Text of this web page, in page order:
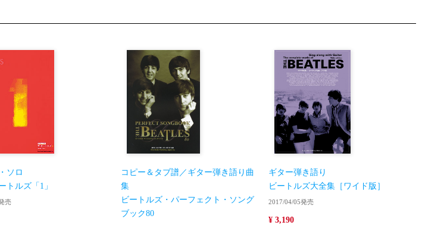
ソロ
トルズ「1」
売
コピー＆タブ譜／ギター弾き語り曲
集
ビートルズ・パーフェクト・ソング
ブック80
ギター弾き語り
ビートルズ大全集［ワイド版］
2017/04/05発売
¥ 3,190